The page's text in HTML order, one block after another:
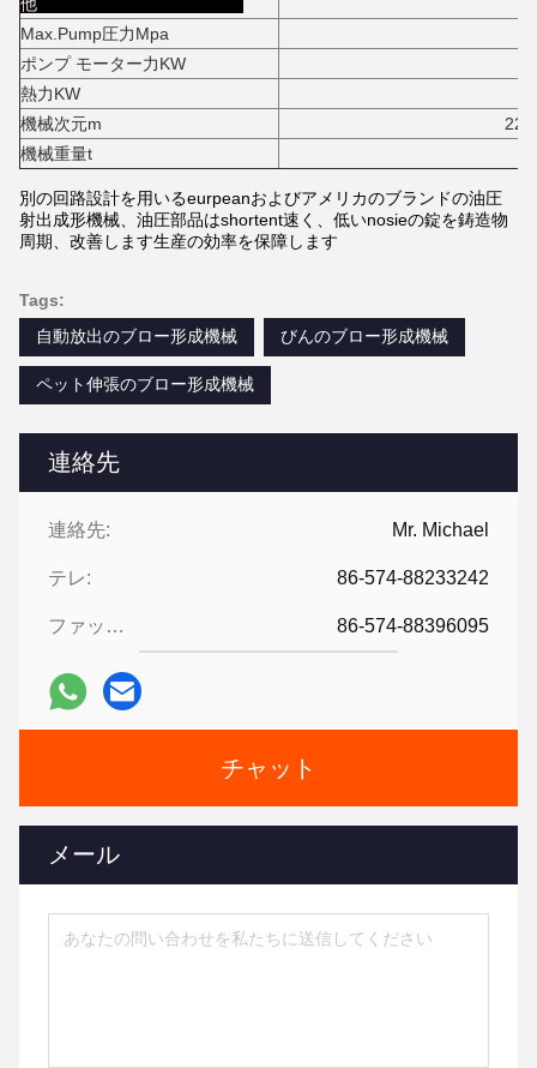
連絡先
連絡先: Mr. Michael
テレ: 86-574-88233242
ファックス: 86-574-88396095
チャット
メール
Max.Pump圧力Mpa
ポンプ モーター力KW
熱力KW
機械次元m
機械重量t
別の回路設計を用いるeurpeanおよびアメリカのブランドの油圧
射出成形機械、油圧部品はshortent速く、低いnosieの錠を鋳造物
周期、改善します生産の効率を保障します
Tags:
自動放出のブロー形成機械
びんのブロー形成機械
ペット伸張のブロー形成機械